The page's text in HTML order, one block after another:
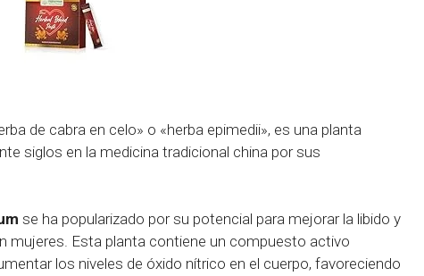
de cabra en celo» o «herba epimedii», es una planta
siglos en la medicina tradicional china por sus
se ha popularizado por su potencial para mejorar la libido y
mujeres. Esta planta contiene un compuesto activo
los niveles de óxido nítrico en el cuerpo, favoreciendo